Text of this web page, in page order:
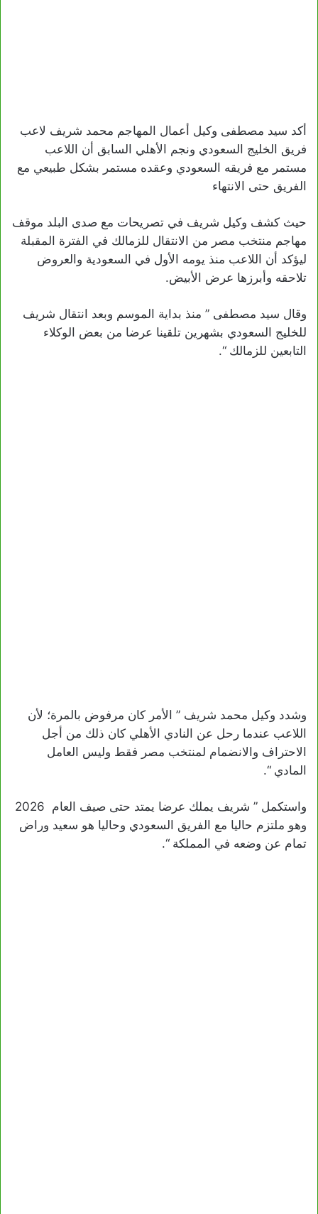
أكد سيد مصطفى وكيل أعمال المهاجم محمد شريف لاعب
فريق الخليج السعودي ونجم الأهلي السابق أن اللاعب
مستمر مع فريقه السعودي وعقده مستمر بشكل طبيعي مع
الفريق حتى الانتهاء
حيث كشف وكيل شريف في تصريحات مع صدى البلد موقف
مهاجم منتخب مصر من الانتقال للزمالك في الفترة المقبلة
ليؤكد أن اللاعب منذ يومه الأول في السعودية والعروض
تلاحقه وأبرزها عرض الأبيض.
وقال سيد مصطفى ” منذ بداية الموسم وبعد انتقال شريف
للخليج السعودي بشهرين تلقينا عرضا من بعض الوكلاء
التابعين للزمالك “.
وشدد وكيل محمد شريف ” الأمر كان مرفوض بالمرة؛ لأن
اللاعب عندما رحل عن النادي الأهلي كان ذلك من أجل
الاحتراف والانضمام لمنتخب مصر فقط وليس العامل
المادي “.
واستكمل ” شريف يملك عرضا يمتد حتى صيف العام 2026
وهو ملتزم حاليا مع الفريق السعودي وحاليا هو سعيد وراض
تمام عن وضعه في المملكة “.